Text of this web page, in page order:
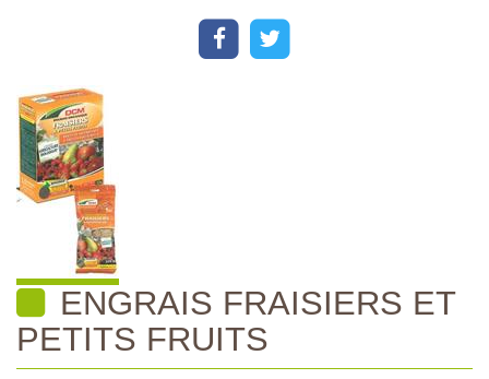
ENGRAIS FRAISIERS ET
PETITS FRUITS